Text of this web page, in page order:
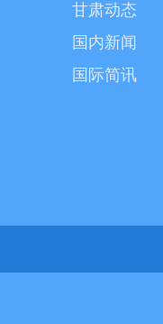
甘肃动态
国内新闻
国际简讯